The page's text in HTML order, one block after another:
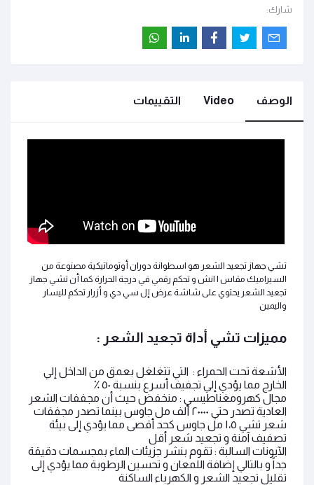
شارك:
الوصف Video التقييمات
تشي جهاز تجعيد الشعر هو اسطوانة دوران أوتوماتيكية مصنوعة من
السيراميك مقاس ١ انش و تحكم رقمي في درجة الحرارة كما أن تشي جهاز
تجعيد الشعر يحتوي على شاشة عرض إل سي دي و أزرار تحكم لليسار
واليمين
مميزات تشي أداة تجعيد الشعر :
الأشعة تحت الحمراء : التي تتغلغل بعمق من الداخل إلي
الخارج مما يؤدي إلي تجفيف أسرع بنسبة ٥٠ ٪
مجال كهرومغناطيسي : منخفض حيث أن مجففات الشعر
العادية تصدر حتي ٢٠٠٠٠ ألف مل جاوس بينما تصدر مجففات
شعر تشي ١،٥ مل جاوس كحد أقصى مما يؤدي إلى بيئة
تصفيف آمنة و تجعيد شعر أقل
الآيونات السالبة : تقوم بنشر جزيئات الماء بمجسمات دقيقة
جداً و بالتالي إضافة اللمعان و تحسين الرطوبة مما يؤدي إلى
تقليل تجعيد الشعر و الكهرباء الساكنة